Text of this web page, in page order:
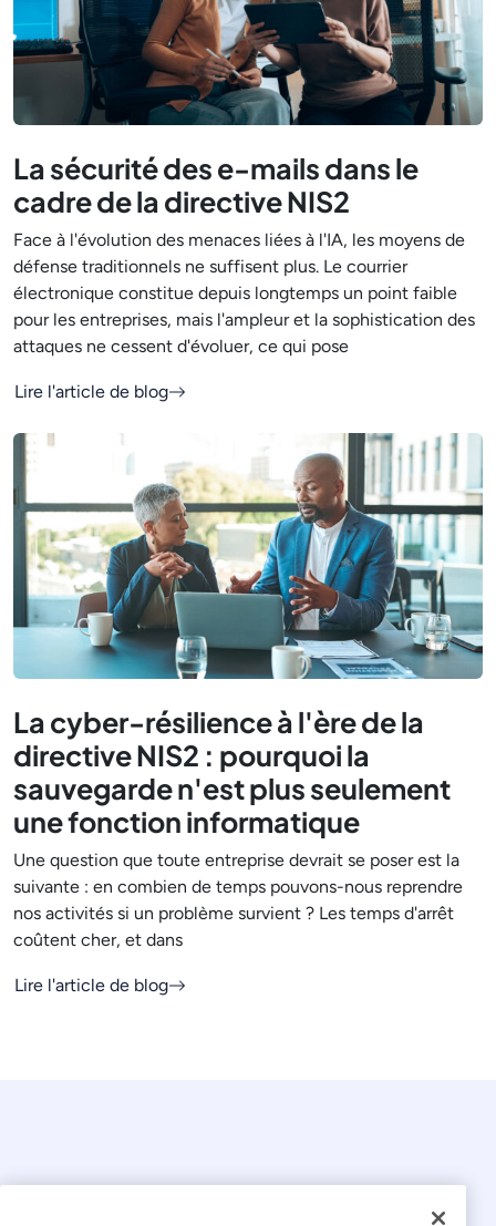
La sécurité des e-mails dans le
cadre de la directive NIS2
Face à l'évolution des menaces liées à l'IA, les moyens de
défense traditionnels ne suffisent plus. Le courrier
électronique constitue depuis longtemps un point faible
pour les entreprises, mais l'ampleur et la sophistication des
attaques ne cessent d'évoluer, ce qui pose
Lire l'article de blog
La cyber-résilience à l'ère de la
directive NIS2 : pourquoi la
sauvegarde n'est plus seulement
une fonction informatique
Une question que toute entreprise devrait se poser est la
suivante : en combien de temps pouvons-nous reprendre
nos activités si un problème survient ? Les temps d'arrêt
coûtent cher, et dans
Lire l'article de blog